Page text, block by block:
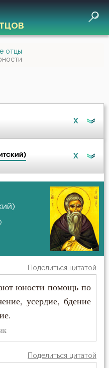
отцы
X
X
Поделиться цитатой
юности помощь по
усердие, бдение
Поделиться цитатой